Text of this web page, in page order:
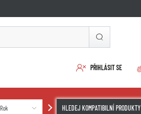
PŘIHLÁSIT SE
HLEDEJ KOMPATIBILNÍ PRODUKTY